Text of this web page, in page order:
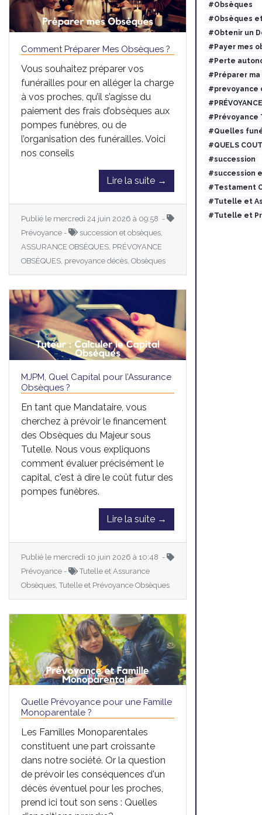
Comment Préparer Mes Obsèques ?
Vous souhaitez préparer vos
funérailles pour en alléger la charge
à vos proches, qu’il s’agisse du
paiement des frais d’obsèques aux
pompes funèbres, ou de
l’organisation des funérailles. Voici
nos conseils
Lire la suite →
Publié le mercredi 24 juin 2026 à 09:58 -
Prévoyance -
succession et obsèques,
ASSURANCE OBSÈQUES, PRÉVOYANCE
OBSÈQUES, prevoyance décès, Obsèques
MJPM, Quel Capital pour l’Assurance
Obsèques ?
En tant que Mandataire, vous
cherchez à prévoir le financement
des Obsèques du Majeur sous
Tutelle. Nous vous expliquons
comment évaluer précisément le
capital, c'est à dire le coût futur des
pompes funèbres.
Lire la suite →
Publié le mercredi 10 juin 2026 à 10:48 -
Prévoyance -
Tutelle et Assurance
Obsèques, Tutelle et Prévoyance Obsèques
Quelle Prévoyance pour une Famille
Monoparentale ?
Les Familles Monoparentales
constituent une part croissante
dans notre société. Or la question
de prévoir les conséquences d'un
décès éventuel pour les proches,
prend ici tout son sens : Quelles
#Obsèques
#Obsèques
#Obtenir un
#Payer mes
#Perte
#Préparer ma
#prevoyance
#Prévoyance
#Quelles
#QUELS
#succession
#succession
#Testament
#Tutelle et
#Tutelle et